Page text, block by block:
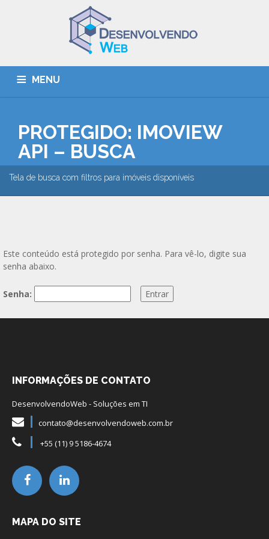
MENU
CONTATO
PROTEGIDO: IMOVIEW
API – BUSCA
Tela de busca com filtros para imóveis disponíveis
Este conteúdo está protegido por senha. Para vê-lo, digite sua
senha abaixo.
Senha:
INFORMAÇÕES DE CONTATO
DesenvolvendoWeb - Soluções em TI
contato@desenvolvendoweb.com.br
+55 (11) 9 5186-4674
MAPA DO SITE